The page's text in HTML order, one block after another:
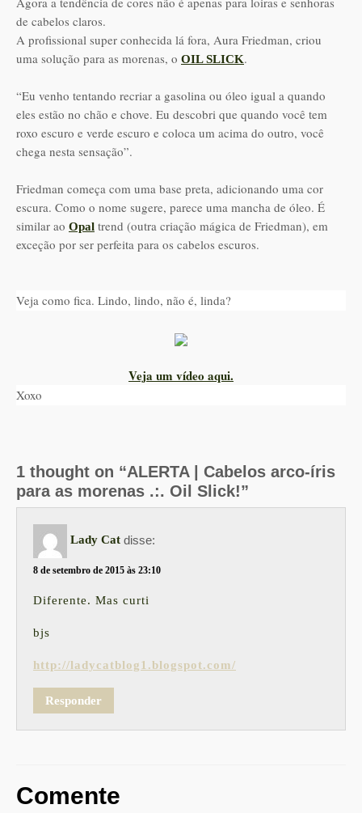
de cabelos claros.
A profissional super conhecida lá fora, Aura Friedman, criou
uma solução para as morenas, o OIL SLICK.
“Eu venho tentando recriar a gasolina ou óleo igual a quando
eles estão no chão e chove. Eu descobri que quando você tem
roxo escuro e verde escuro e coloca um acima do outro, você
chega nesta sensação”.
Friedman começa com uma base preta, adicionando uma cor
escura. Como o nome sugere, parece uma mancha de óleo. É
similar ao Opal trend (outra criação mágica de Friedman), em
exceção por ser perfeita para os cabelos escuros.
Veja como fica. Lindo, lindo, não é, linda?
Veja um vídeo aqui.
Xoxo
1 thought on “ALERTA | Cabelos arco-íris
para as morenas .:. Oil Slick!”
Lady Cat disse:
8 de setembro de 2015 às 23:10
Diferente. Mas curti
bjs
http://ladycatblog1.blogspot.com/
Responder
Comente